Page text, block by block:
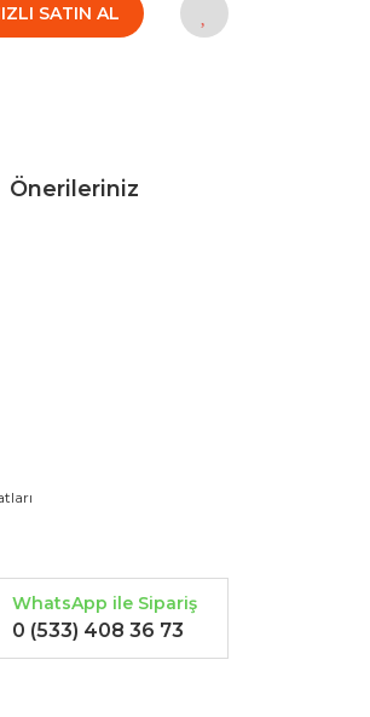
SATIN AL
Önerileriniz
WhatsApp ile Sipariş
0 (533) 408 36 73